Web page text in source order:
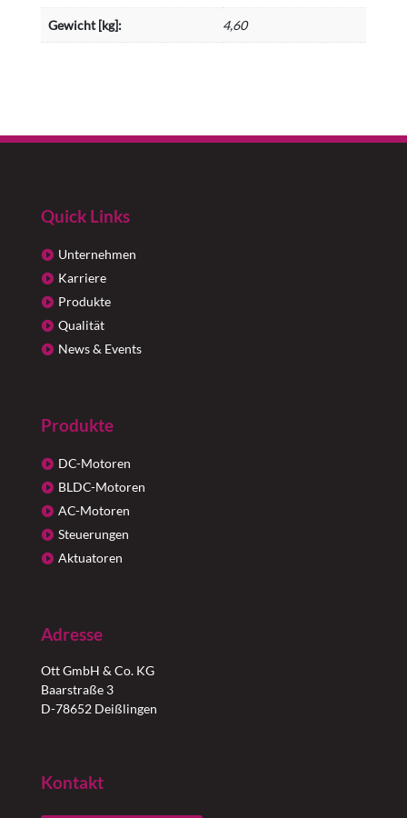
Gewicht [kg]: 4,60
Quick Links
Unternehmen
Karriere
Produkte
Qualität
News & Events
Produkte
DC-Motoren
BLDC-Motoren
AC-Motoren
Steuerungen
Aktuatoren
Adresse
Ott GmbH & Co. KG
Baarstraße 3
D-78652 Deißlingen
Kontakt